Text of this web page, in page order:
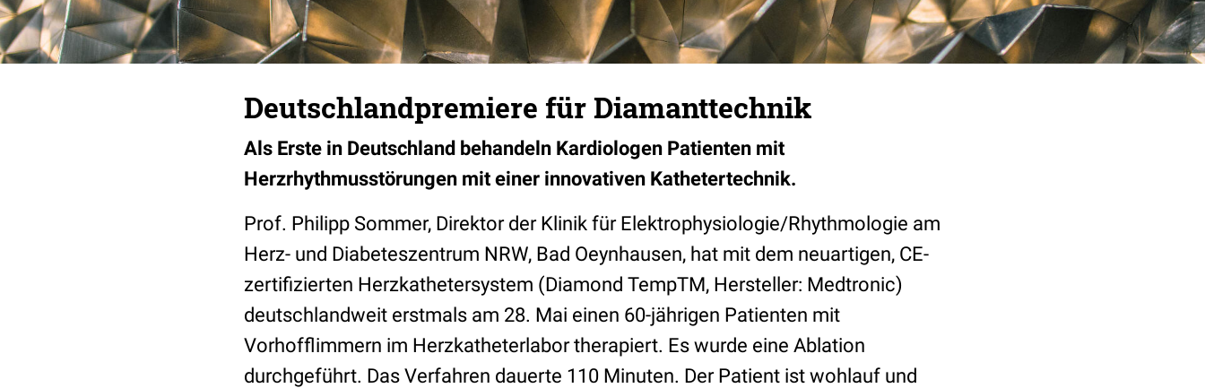
Deutschlandpremiere für Diamanttechnik
Als Erste in Deutschland behandeln Kardiologen Patienten mit
Herzrhythmusstörungen mit einer innovativen Kathetertechnik.
Prof. Philipp Sommer, Direktor der Klinik für Elektrophysiologie/Rhythmologie am
Herz- und Diabeteszentrum NRW, Bad Oeynhausen, hat mit dem neuartigen, CE-
zertifizierten Herzkathetersystem (Diamond TempTM, Hersteller: Medtronic)
deutschlandweit erstmals am 28. Mai einen 60-jährigen Patienten mit
Vorhofflimmern im Herzkatheterlabor therapiert. Es wurde eine Ablation
durchgeführt. Das Verfahren dauerte 110 Minuten. Der Patient ist wohlauf und